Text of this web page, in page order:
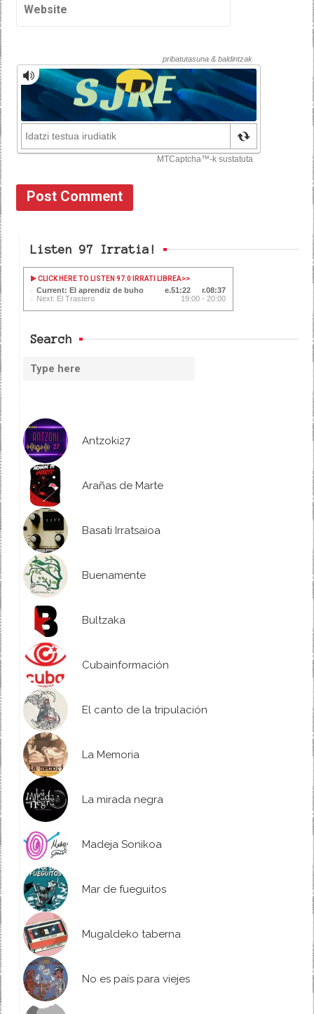
Listen 97 Irratia!
CLICK HERE TO LISTEN 97.0 IRRATI LIBREA>>
Current: El aprendiz de buho 51:22
08:37
Next: El Trastero
19:00 - 20:00
Search
Antzoki27
Arañas de Marte
Basati Irratsaioa
Buenamente
Bultzaka
Cubainformación
El canto de la tripulación
La Memoria
La mirada negra
Madeja Sonikoa
Mar de fueguitos
Mugaldeko taberna
No es país para viejes